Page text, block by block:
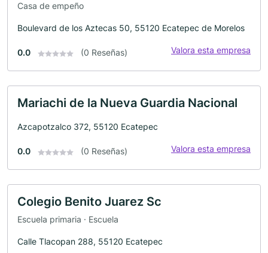
Casa de empeño
Boulevard de los Aztecas 50, 55120 Ecatepec de Morelos
0.0 (0 Reseñas) Valora esta empresa
Mariachi de la Nueva Guardia Nacional
Azcapotzalco 372, 55120 Ecatepec
0.0 (0 Reseñas) Valora esta empresa
Colegio Benito Juarez Sc
Escuela primaria · Escuela
Calle Tlacopan 288, 55120 Ecatepec